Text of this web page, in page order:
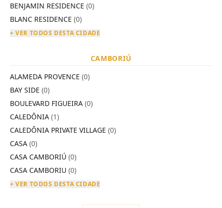
BENJAMIN RESIDENCE (0)
BLANC RESIDENCE (0)
+ VER TODOS DESTA CIDADE
CAMBORIÚ
ALAMEDA PROVENCE (0)
BAY SIDE (0)
BOULEVARD FIGUEIRA (0)
CALEDÔNIA (1)
CALEDÔNIA PRIVATE VILLAGE (0)
CASA (0)
CASA CAMBORIÚ (0)
CASA CAMBORIU (0)
+ VER TODOS DESTA CIDADE